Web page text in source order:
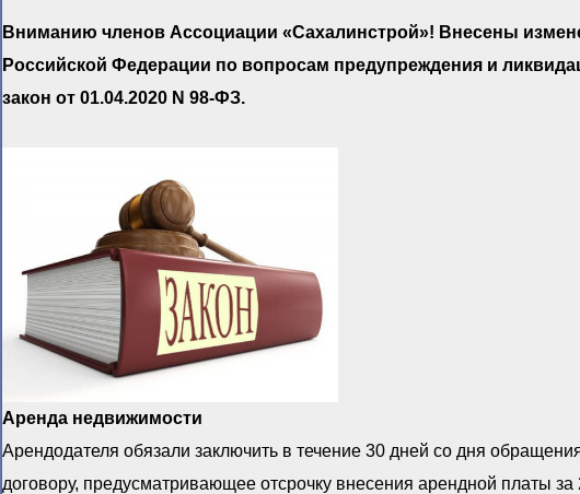
Вниманию членов Ассоциации «Сахалинстрой»! Внесены
Российской Федерации по вопросам предупреждения и
закон от 01.04.2020 N 98-ФЗ.
Аренда недвижимости
Арендодателя обязали заключить в течение 30 дней со дня
договору, предусматривающее отсрочку внесения арендной платы